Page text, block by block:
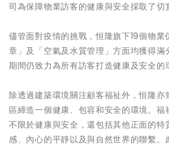
司為保障物業訪客的健康與安全採取了切
儘管面對疫情的挑戰，恒隆旗下19個物業
章」及「空氣及水質管理」方面均獲得滿
期間仍致力為所有訪客打造健康及安全的
除透過建築環境關注顧客福祉外，恒隆亦
區締造一個健康、包容和安全的環境。福
不限於健康與安全，還包括其他正面的特
感、內心的平靜以及與自然世界的聯繫。